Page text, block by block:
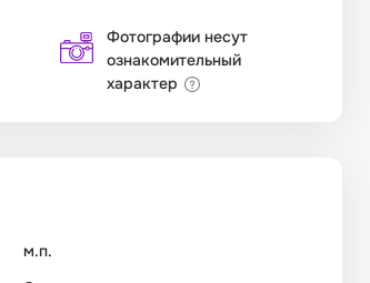
Фотографии несут
ознакомительный
характер
м.п.